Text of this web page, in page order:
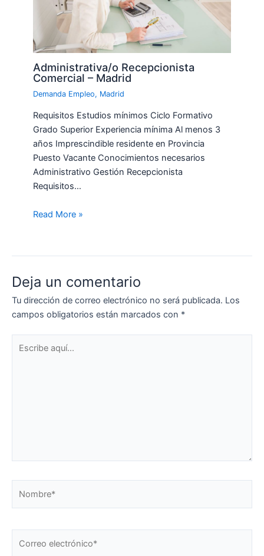
Administrativa/o Recepcionista
Comercial – Madrid
Demanda Empleo, Madrid
Requisitos Estudios mínimos Ciclo Formativo
Grado Superior Experiencia mínima Al menos 3
años Imprescindible residente en Provincia
Puesto Vacante Conocimientos necesarios
Administrativo Gestión Recepcionista
Requisitos…
Read More »
Deja un comentario
Tu dirección de correo electrónico no será publicada. Los
campos obligatorios están marcados con *
electrónico*